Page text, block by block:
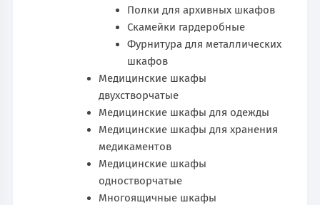
Полки для архивных шкафов
Скамейки гардеробные
Фурнитура для металлических
шкафов
Медицинские шкафы
двухстворчатые
Медицинские шкафы для одежды
Медицинские шкафы для хранения
медикаментов
Медицинские шкафы
одностворчатые
Многоящичные шкафы